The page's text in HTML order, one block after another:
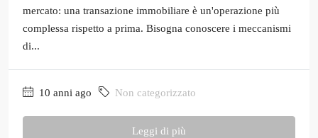
mercato: una transazione immobiliare è un'operazione più
complessa rispetto a prima. Bisogna conoscere i meccanismi
di...
10 anni ago Non categorizzato
Leggi di più